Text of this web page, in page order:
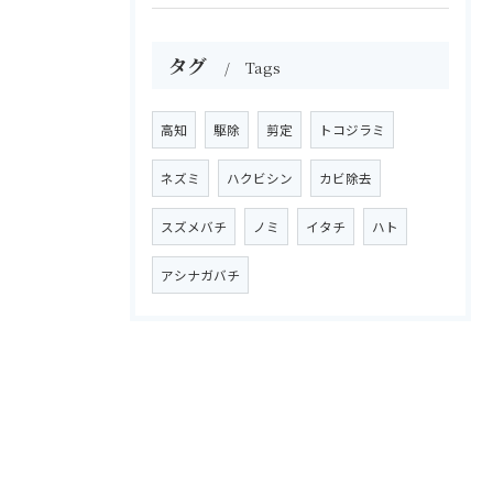
タグ Tags
高知 駆除 剪定 トコジラミ
ネズミ ハクビシン カビ除去
スズメバチ ノミ イタチ ハト
アシナガバチ